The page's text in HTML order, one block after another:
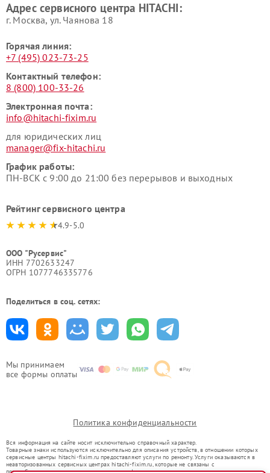
Мы принимаем
все формы оплаты
HITACHI
HITACHI
Адрес сервисного центра HITACHI:
г. Москва, ул. Чаянова 18
Горячая линия:
+7 (495) 023-73-25
Контактный телефон:
8 (800) 100-33-26
Электронная почта:
info@hitachi-fixim.ru
для юридических лиц
manager@fix-hitachi.ru
График работы:
ПН-ВСК с 9:00 до 21:00 без перерывов и выходных
Рейтинг сервисного центра
4.9-5.0
ООО "Русервис"
ИНН 7702633247
ОГРН 1077746335776
Поделиться в соц. сетях:
Политика конфиденциальности
Вся информация на сайте носит исключительно справочный характер.
Товарные знаки используются исключительно для описания устройств, в отношении которых
сервисные центры hitachi-fixim.ru предоставляют услуги по ремонту. Услуги оказываются в
неавторизованных сервисных центрах hitachi-fixim.ru, которые не связаны с